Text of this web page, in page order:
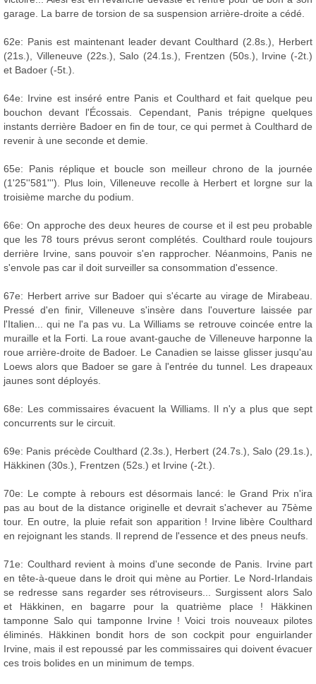
garage. La barre de torsion de sa suspension arrière-droite a cédé.
62e: Panis est maintenant leader devant Coulthard (2.8s.), Herbert
(21s.), Villeneuve (22s.), Salo (24.1s.), Frentzen (50s.), Irvine (-2t.)
et Badoer (-5t.).
64e: Irvine est inséré entre Panis et Coulthard et fait quelque peu
bouchon devant l'Écossais. Cependant, Panis trépigne quelques
instants derrière Badoer en fin de tour, ce qui permet à Coulthard de
revenir à une seconde et demie.
65e: Panis réplique et boucle son meilleur chrono de la journée
(1'25''581'''). Plus loin, Villeneuve recolle à Herbert et lorgne sur la
troisième marche du podium.
66e: On approche des deux heures de course et il est peu probable
que les 78 tours prévus seront complétés. Coulthard roule toujours
derrière Irvine, sans pouvoir s'en rapprocher. Néanmoins, Panis ne
s'envole pas car il doit surveiller sa consommation d'essence.
67e: Herbert arrive sur Badoer qui s'écarte au virage de Mirabeau.
Pressé d'en finir, Villeneuve s'insère dans l'ouverture laissée par
l'Italien... qui ne l'a pas vu. La Williams se retrouve coincée entre la
muraille et la Forti. La roue avant-gauche de Villeneuve harponne la
roue arrière-droite de Badoer. Le Canadien se laisse glisser jusqu'au
Loews alors que Badoer se gare à l'entrée du tunnel. Les drapeaux
jaunes sont déployés.
68e: Les commissaires évacuent la Williams. Il n'y a plus que sept
concurrents sur le circuit.
69e: Panis précède Coulthard (2.3s.), Herbert (24.7s.), Salo (29.1s.),
Häkkinen (30s.), Frentzen (52s.) et Irvine (-2t.).
70e: Le compte à rebours est désormais lancé: le Grand Prix n'ira
pas au bout de la distance originelle et devrait s'achever au 75ème
tour. En outre, la pluie refait son apparition ! Irvine libère Coulthard
en rejoignant les stands. Il reprend de l'essence et des pneus neufs.
71e: Coulthard revient à moins d'une seconde de Panis. Irvine part
en tête-à-queue dans le droit qui mène au Portier. Le Nord-Irlandais
se redresse sans regarder ses rétroviseurs... Surgissent alors Salo
et Häkkinen, en bagarre pour la quatrième place ! Häkkinen
tamponne Salo qui tamponne Irvine ! Voici trois nouveaux pilotes
éliminés. Häkkinen bondit hors de son cockpit pour enguirlander
Irvine, mais il est repoussé par les commissaires qui doivent évacuer
ces trois bolides en un minimum de temps.